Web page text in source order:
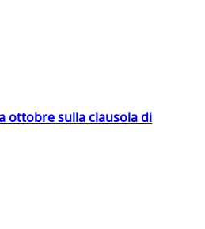
ottobre sulla clausola di